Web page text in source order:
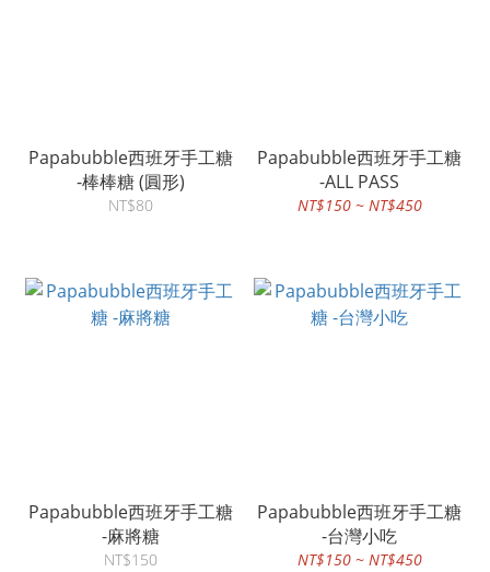
Papabubble西班牙手工糖
-棒棒糖 (圓形)
NT$80
Papabubble西班牙手工糖
-ALL PASS
NT$150 ~ NT$450
Papabubble西班牙手工糖
-麻將糖
NT$150
Papabubble西班牙手工糖
-台灣小吃
NT$150 ~ NT$450